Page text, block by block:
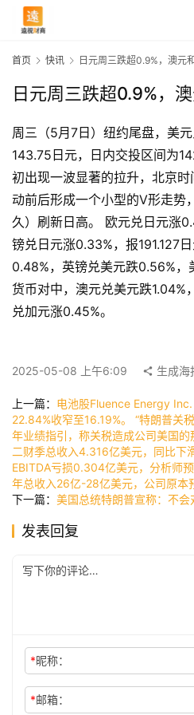
首
快
讯
公
司
时
科
首页 快讯 日元周三跌超0.9%，澳元
日元周三跌超0.9%，
周三（5月7日）纽约尾盘，美
143.75日元，日内交投区间为
初出现一波显著的拉升，北京
动前后形成一个小型的V形走势
久）刷新日高。 欧元兑日元涨
镑兑日元涨0.33%，报191.127
0.48%，英镑兑美元跌0.56%，
货币对中，澳元兑美元跌1.04%
兑加元涨0.45%。
2025-05-08 上午6:09 生成海
上一篇： 电池股Fluence Energy
22.84%收窄至16.19%。 “特朗普关
年业绩指引，称关税造成公司美国
二财季总收入4.316亿美元，同比下
EBITDA亏损0.304亿美元，分析师
年总收入26亿-28亿美元，公司原本
下一篇： 美国总统特朗普宣称：不会
发表回复
*昵称：
*邮箱：